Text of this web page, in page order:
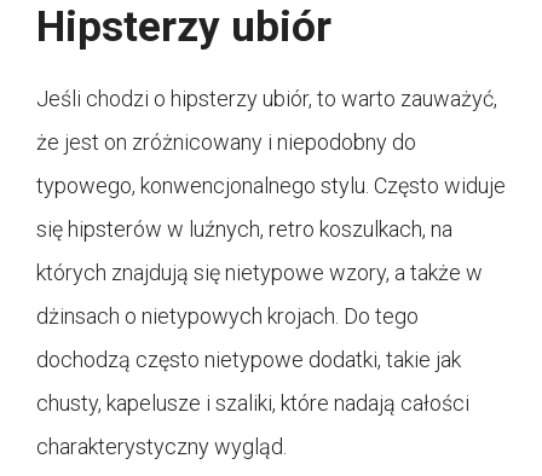
Hipsterzy ubiór
Jeśli chodzi o hipsterzy ubiór, to warto zauważyć,
że jest on zróżnicowany i niepodobny do
typowego, konwencjonalnego stylu. Często widuje
się hipsterów w luźnych, retro koszulkach, na
których znajdują się nietypowe wzory, a także w
dżinsach o nietypowych krojach. Do tego
dochodzą często nietypowe dodatki, takie jak
chusty, kapelusze i szaliki, które nadają całości
charakterystyczny wygląd.